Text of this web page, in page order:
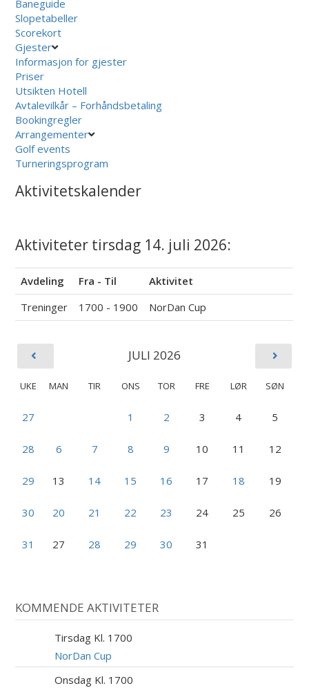
Baneguide
Slopetabeller
Scorekort
Gjester
Informasjon for gjester
Priser
Utsikten Hotell
Avtalevilkår – Forhåndsbetaling
Bookingregler
Arrangementer
Golf events
Turneringsprogram
Aktivitetskalender
Aktiviteter tirsdag 14. juli 2026:
Avdeling Fra - Til
Aktivitet
Treninger
1700 - 1900 NorDan Cup
JULI 2026
UKE MAN TIR ONS TOR FRE LØR SØN
27 1 2 3 4 5
28 6 7 8 9 10 11 12
29 13 14 15 16 17 18 19
30 20 21 22 23 24 25 26
31 27 28 29 30 31
KOMMENDE AKTIVITETER
Tirsdag Kl. 1700
NorDan Cup
Onsdag Kl. 1700